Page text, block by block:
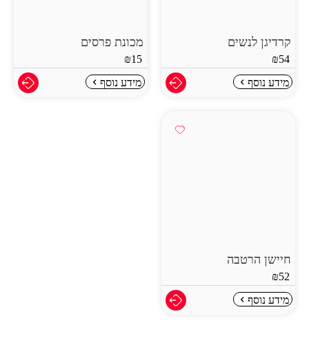
קרדיגן לנשים
₪54
מידע נוסף
מכונת פרסים
₪15
מידע נוסף
חיישן הרטבה
₪52
מידע נוסף